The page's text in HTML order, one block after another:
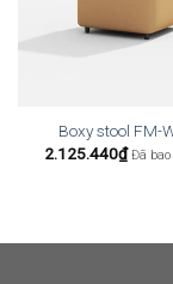
Boxy stool FM-
2.125.440₫ Đã